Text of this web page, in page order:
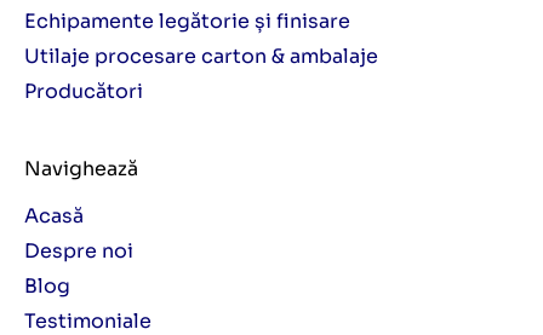
Echipamente legătorie și finisare
Utilaje procesare carton & ambalaje
Producători
Navighează
Acasă
Despre noi
Blog
Testimoniale